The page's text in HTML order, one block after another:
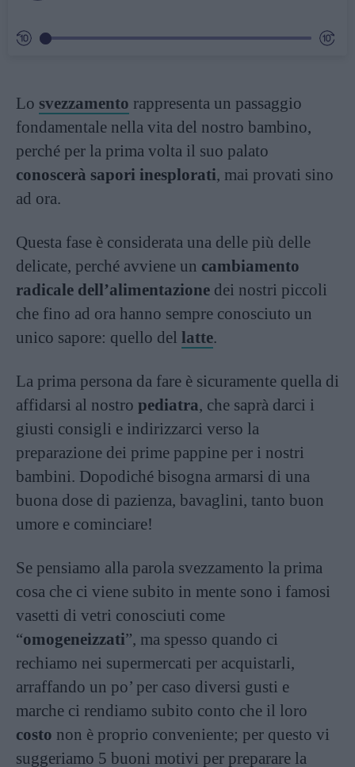
Lo svezzamento rappresenta un passaggio
fondamentale nella vita del nostro bambino,
perché per la prima volta il suo palato
conoscerà sapori inesplorati, mai provati sino
ad ora.
Questa fase è considerata una delle più delle
delicate, perché avviene un cambiamento
radicale dell’alimentazione dei nostri piccoli
che fino ad ora hanno sempre conosciuto un
unico sapore: quello del latte.
La prima persona da fare è sicuramente quella di
affidarsi al nostro pediatra, che saprà darci i
giusti consigli e indirizzarci verso la
preparazione dei prime pappine per i nostri
bambini. Dopodiché bisogna armarsi di una
buona dose di pazienza, bavaglini, tanto buon
umore e cominciare!
Se pensiamo alla parola svezzamento la prima
cosa che ci viene subito in mente sono i famosi
vasetti di vetri conosciuti come
“omogeneizzati”, ma spesso quando ci
rechiamo nei supermercati per acquistarli,
arraffando un po’ per caso diversi gusti e
marche ci rendiamo subito conto che il loro
costo non è proprio conveniente; per questo vi
suggeriamo 5 buoni motivi per preparare la